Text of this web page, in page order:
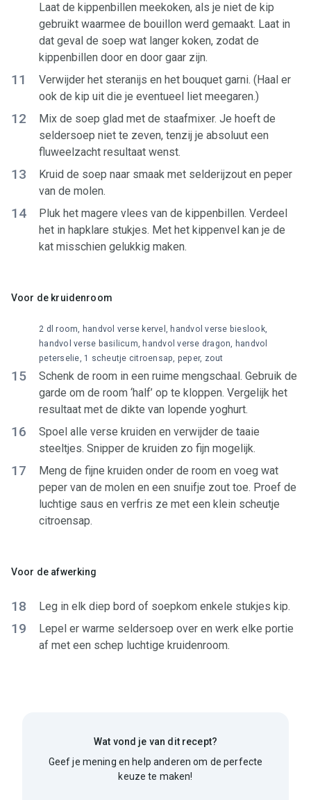
Laat de kippenbillen meekoken, als je niet de kip
gebruikt waarmee de bouillon werd gemaakt. Laat in
dat geval de soep wat langer koken, zodat de
kippenbillen door en door gaar zijn.
11
Verwijder het steranijs en het bouquet garni. (Haal er
ook de kip uit die je eventueel liet meegaren.)
12
Mix de soep glad met de staafmixer. Je hoeft de
seldersoep niet te zeven, tenzij je absoluut een
fluweelzacht resultaat wenst.
13
Kruid de soep naar smaak met selderijzout en peper
van de molen.
14
Pluk het magere vlees van de kippenbillen. Verdeel
het in hapklare stukjes. Met het kippenvel kan je de
kat misschien gelukkig maken.
Voor de kruidenroom
15
Schenk de room in een ruime mengschaal. Gebruik de
garde om de room ‘half’ op te kloppen. Vergelijk het
resultaat met de dikte van lopende yoghurt.
2 dl room, handvol verse kervel, handvol verse bieslook,
handvol verse basilicum, handvol verse dragon, handvol
peterselie, 1 scheutje citroensap, peper, zout
16
Spoel alle verse kruiden en verwijder de taaie
steeltjes. Snipper de kruiden zo fijn mogelijk.
17
Meng de fijne kruiden onder de room en voeg wat
peper van de molen en een snuifje zout toe. Proef de
luchtige saus en verfris ze met een klein scheutje
citroensap.
Voor de afwerking
18 Leg in elk diep bord of soepkom enkele stukjes kip.
19
Lepel er warme seldersoep over en werk elke portie
af met een schep luchtige kruidenroom.
Wat vond je van dit recept?
Geef je mening en help anderen om de perfecte
keuze te maken!